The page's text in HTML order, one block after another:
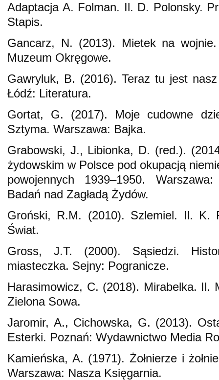
Adaptacja A. Folman. Il. D. Polonsky.
Stapis.
Gancarz, N. (2013). Mietek na
Muzeum Okręgowe.
Gawryluk, B. (2016). Teraz tu jest
Łódź: Literatura.
Gortat, G. (2017). Moje cudowne
Sztyma. Warszawa: Bajka.
Grabowski, J., Libionka, D. (red.).
żydowskim w Polsce pod okupacją
powojennych 1939–1950.
Badań nad Zagładą Żydów.
Groński, R.M. (2010). Szlemiel. Il. K.
Świat.
Gross, J.T. (2000). Sąsiedzi.
miasteczka. Sejny: Pogranicze.
Harasimowicz, C. (2018). Mirabelka. Il.
Zielona Sowa.
Jaromir, A., Cichowska, G. (2013).
Esterki. Poznań: Wydawnictwo Media
Kamieńska, A. (1971). Żołnierze i
Warszawa: Nasza Księgarnia.